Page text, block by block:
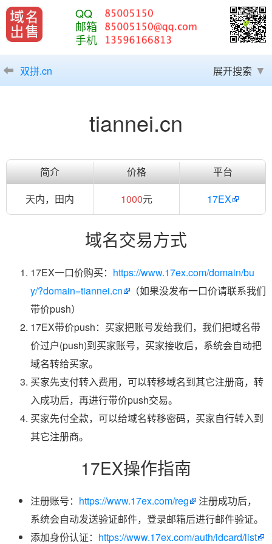
QQ
邮箱
手机
双拼.cn 展开搜索
tiannei.cn
简介 价格
平台
天内，田内
1000元 17EX
域名交易方式
17EX一口价购买： https://www.17ex.com/domain/bu
y/?domain=tiannei.cn
（如果没发布一口价请联系我们
带价push）
17EX带价push：买家把账号发给我们，我们把域名带
价过户(push)到买家账号，买家接收后，系统会自动把
域名转给买家。
买家先支付转入费用，可以转移域名到其它注册商，转
入成功后，再进行带价push交易。
买家先付全款，可以给域名转移密码，买家自行转入到
其它注册商。
17EX操作指南
注册账号： https://www.17ex.com/reg
注册成功后，
系统会自动发送验证邮件，登录邮箱后进行邮件验证。
添加身份认证： https://www.17ex.com/auth/idcard/list